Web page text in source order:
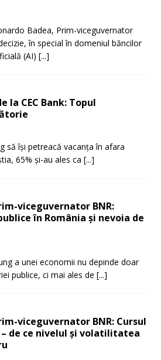
Badea, Prim-viceguvernator
în special în domeniul băncilor
(AI) [...]
la CEC Bank: Topul
să își petreacă vacanța în afara
65% și-au ales ca [...]
viceguvernator BNR:
în România și nevoia de
a unei economii nu depinde doar
publice, ci mai ales de [...]
viceguvernator BNR: Cursul
de ce nivelul și volatilitatea